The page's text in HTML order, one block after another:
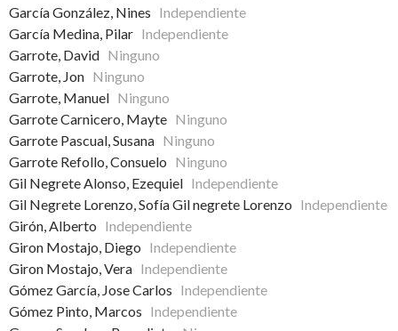
García González, Nines Independiente
García Medina, Pilar Independiente
Garrote, David Ninguno
Garrote, Jon Ninguno
Garrote, Manuel Ninguno
Garrote Carnicero, Mayte Ninguno
Garrote Pascual, Susana Ninguno
Garrote Refollo, Consuelo Ninguno
Gil Negrete Alonso, Ezequiel Independiente
Gil Negrete Lorenzo, Sofía Gil negrete Lorenzo Independiente
Girón, Alberto Independiente
Giron Mostajo, Diego Independiente
Giron Mostajo, Vera Independiente
Gómez García, Jose Carlos Independiente
Gómez Pinto, Marcos Independiente